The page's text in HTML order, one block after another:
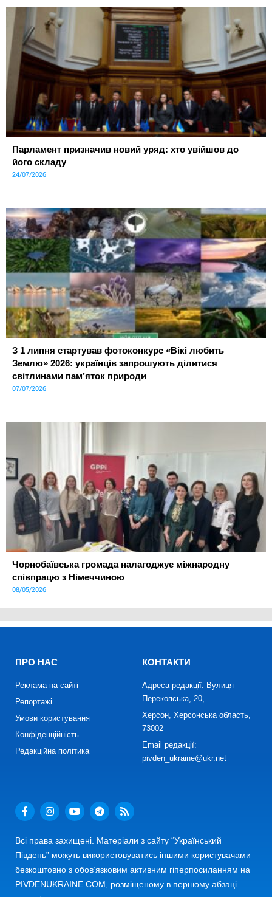
Парламент призначив новий уряд: хто увійшов до
його складу
24/07/2026
З 1 липня стартував фотоконкурс «Вікі любить
Землю» 2026: українців запрошують ділитися
світлинами пам’яток природи
07/07/2026
Чорнобаївська громада налагоджує міжнародну
співпрацю з Німеччиною
08/05/2026
ПРО НАС
Реклама на сайті
Репортажі
Умови користування
Конфіденційність
Редакційна політика
КОНТАКТИ
Адреса редакції: Вулиця
Перекопська, 20,
Херсон, Херсонська область,
73002
Email редакції:
pivden_ukraine@ukr.net
Всі права захищені. Матеріали з сайту “Український
Південь” можуть використовуватись іншими користувачами
безкоштовно з обов’язковим активним гіперпосиланням на
PIVDENUKRAINE.COM, розміщеному в першому абзаці